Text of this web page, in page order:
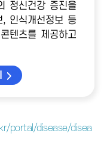
정신건강 증진을
, 인식개선정보 등
텐츠를 제공하고
portal/disease/disea